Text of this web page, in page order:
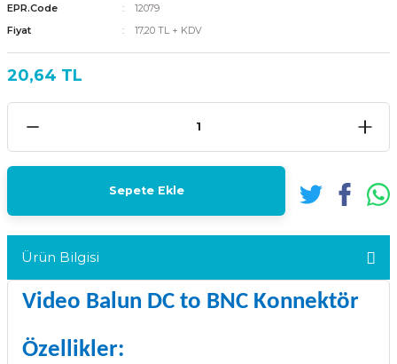
EPR.Code
12079
Fiyat
17,20 TL + KDV
20,64 TL
Sepete Ekle
Ürün Bilgisi
Video Balun DC to BNC Konnektör
Özellikler: